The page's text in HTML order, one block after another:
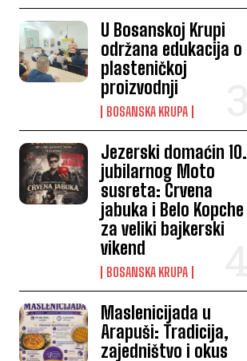
U Bosanskoj Krupi
održana edukacija o
plasteničkoj
proizvodnji
BOSANSKA KRUPA
Jezerski domaćin 10.
jubilarnog Moto
susreta: Crvena
jabuka i Belo Kopche
za veliki bajkerski
vikend
BOSANSKA KRUPA
Maslenicijada u
Arapuši: Tradicija,
zajedništvo i okus